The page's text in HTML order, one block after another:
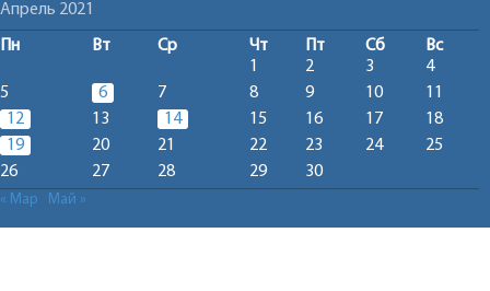
Апрель 2021
Пн Вт Ср Чт Пт Сб
Вс
1
2 3
4
5
6 7 8 9 10
11
12
13 14 15 16 17
18
19
20 21 22 23 24
25
26
27 28 29 30
« Мар Май »